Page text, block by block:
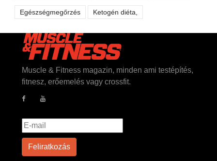
Egészségmegőrzés Ketogén diéta,
Muscle & Fitness magazin, minden ami testépítés,
fitnesz, erőemelés vagy crossfit.